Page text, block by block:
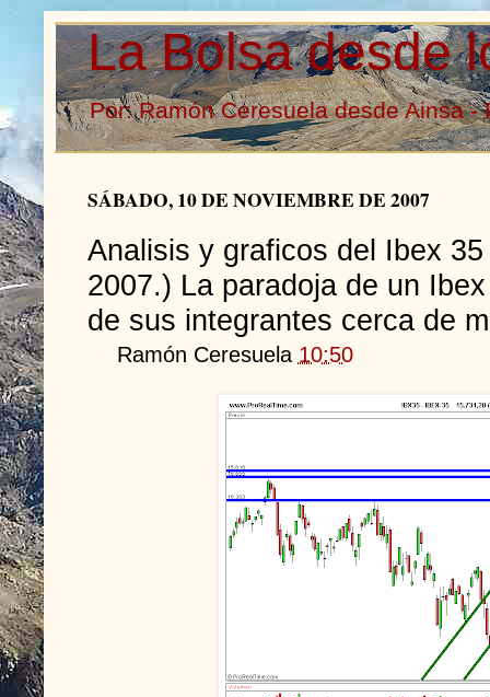
La Bolsa desde
Por: Ramón Ceresuela desde Ainsa -
SÁBADO, 10 DE NOVIEMBRE DE 2007
Analisis y graficos del Ibex
2007.) La paradoja de un
de sus integrantes cerca de
Ramón Ceresuela 10:50